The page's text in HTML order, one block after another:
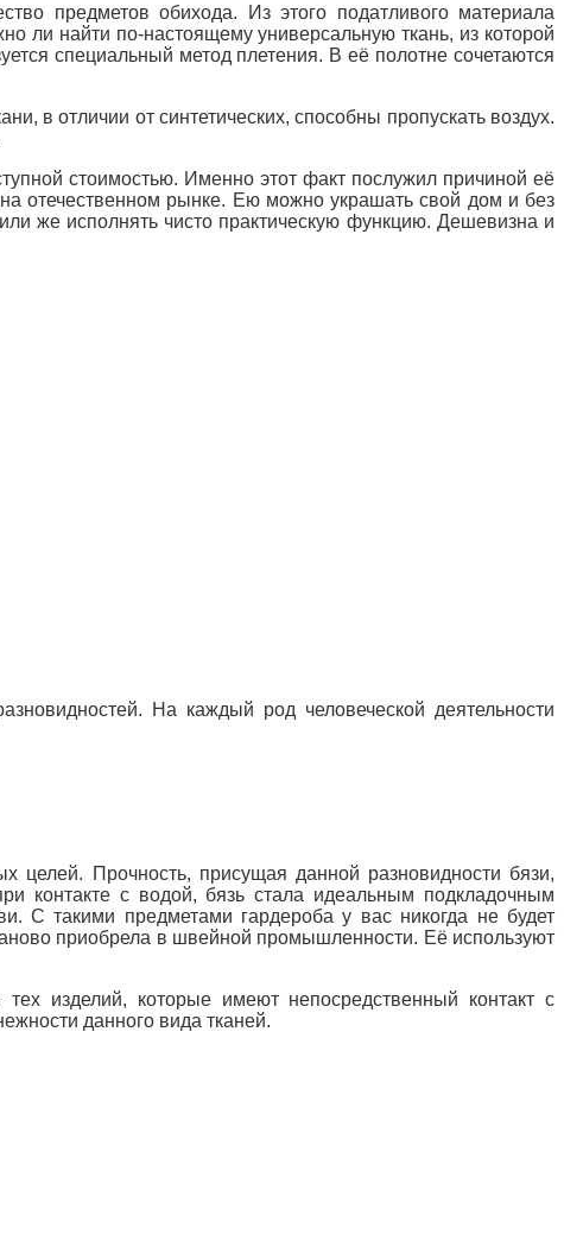
предметов обихода. Из этого податливого материала
ли найти по-настоящему универсальную ткань, из которой
специальный метод плетения. В её полотне сочетаются
в отличии от синтетических, способны пропускать воздух.
стоимостью. Именно этот факт послужил причиной её
отечественном рынке. Ею можно украшать свой дом и без
же исполнять чисто практическую функцию. Дешевизна и
На каждый род человеческой деятельности
целей. Прочность, присущая данной разновидности бязи,
контакте с водой, бязь стала идеальным подкладочным
С такими предметами гардероба у вас никогда не будет
приобрела в швейной промышленности. Её используют
изделий, которые имеют непосредственный контакт с
данного вида тканей.